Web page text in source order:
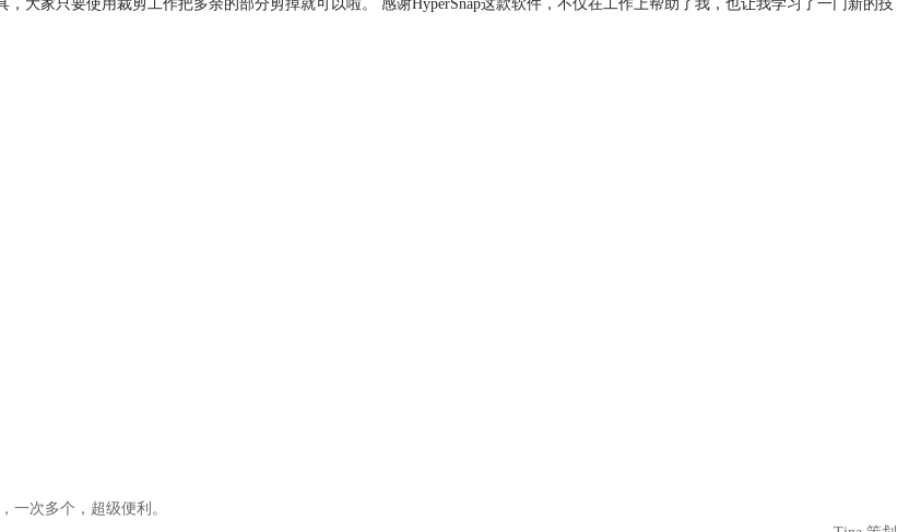
大家只要使用裁剪工作把多余的部分剪掉就可以啦。 感谢HyperSnap这款软件，不仅在工作上帮助了我，也让我学习了一门新的技
一次多个，超级便利。